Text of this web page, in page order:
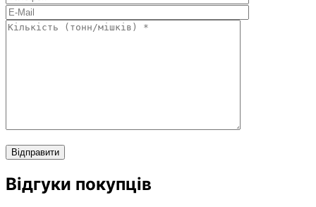
Відправити
Відгуки покупців